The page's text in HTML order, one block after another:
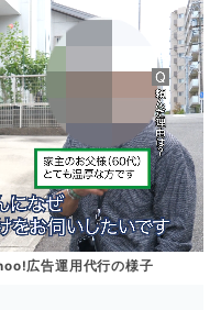
広告運用代行の様子